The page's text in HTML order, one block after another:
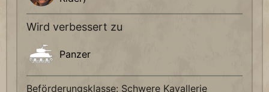
Wird verbessert zu
Panzer
Beförderungsklasse: Schwere Kavallerie